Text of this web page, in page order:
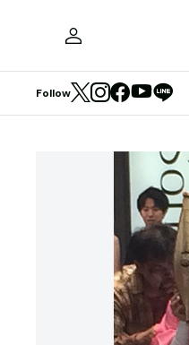
Follow